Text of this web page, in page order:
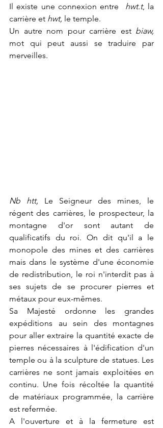
Il existe une connexion entre
hwt.t, la
carrière et hwt, le temple.
Un autre nom pour carrière est
mot qui peut aussi se traduire par
merveilles.
Nb htt, Le Seigneur des mines, le
régent des carrières, le prospecteur, la
montagne d'or sont autant de
qualificatifs du roi. On dit qu'il a le
monopole des mines et des carrières
mais dans le système d'une économie
de redistribution, le roi n'interdit pas à
ses sujets de se procurer pierres et
métaux pour eux-mêmes.
Sa Majesté ordonne les grandes
expéditions au sein des montagnes
pour aller extraire la quantité exacte de
pierres nécessaires à l'édification d'un
temple ou à la sculpture de statues. Les
carrières ne sont jamais exploitées en
continu. Une fois récoltée la quantité
de matériaux programmée, la carrière
est refermée.
A l'ouverture et à la fermeture est